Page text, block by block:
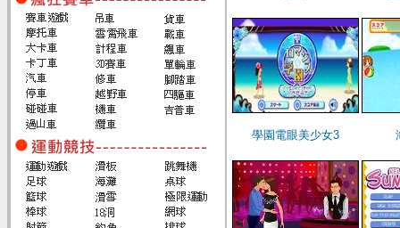
學園電眼美少女3